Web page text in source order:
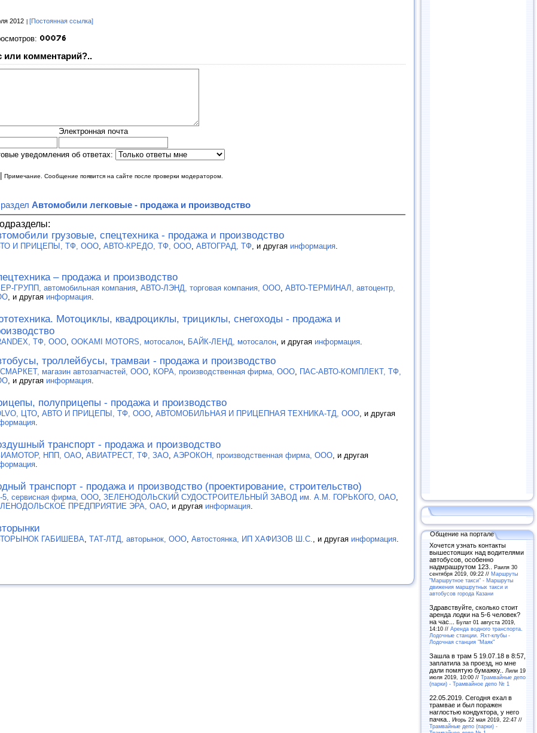
2012 [Постоянная ссылка]
или комментарий?..
Электронная почта
уведомления об ответах:
Примечание. Сообщение появится на сайте после проверки модератором.
Автомобили легковые - продажа и производство
грузовые, спецтехника - продажа и производство
И ПРИЦЕПЫ, ТФ, ООО, АВТО-КРЕДО, ТФ, ООО, АВТОГРАД, ТФ, и другая информация.
– продажа и производство
ГРУПП, автомобильная компания, АВТО-ЛЭНД, торговая компания, ООО, АВТО-ТЕРМИНАЛ, автоцентр,
, и другая информация.
Мотоциклы, квадроциклы, трициклы, снегоходы - продажа и
ТФ, ООО, OOKAMI MOTORS, мотосалон, БАЙК-ЛЕНД, мотосалон, и другая информация.
троллейбусы, трамваи - продажа и производство
магазин автозапчастей, ООО, КОРА, производственная фирма, ООО, ПАС-АВТО-КОМПЛЕКТ, ТФ,
, и другая информация.
полуприцепы - продажа и производство
ЦТО, АВТО И ПРИЦЕПЫ, ТФ, ООО, АВТОМОБИЛЬНАЯ И ПРИЦЕПНАЯ ТЕХНИКА-ТД, ООО, и другая
.
транспорт - продажа и производство
НПП, ОАО, АВИАТРЕСТ, ТФ, ЗАО, АЭРОКОН, производственная фирма, ООО, и другая
.
транспорт - продажа и производство (проектирование, строительство)
5, сервисная фирма, ООО, ЗЕЛЕНОДОЛЬСКИЙ СУДОСТРОИТЕЛЬНЫЙ ЗАВОД им. А.М. ГОРЬКОГО, ОАО,
ПРЕДПРИЯТИЕ ЭРА, ОАО, и другая информация.
ГАБИШЕВА, ТАТ-ЛТД, авторынок, ООО, Автостоянка, ИП ХАФИЗОВ Ш.С., и другая информация.
Общение на портале
Хочется узнать контакты
вышестоящих над водителями
автобусов, особенно
надмрашрутом 123.. Раиля 30
сентября 2019, 09:22 // Маршруты
"Маршрутное такси" - Маршруты
движения маршрутных такси и
автобусов города Казани
Здравствуйте, сколько стоит
аренда лодки на 5-6 человек?
на час... Булат 01 августа 2019,
14:10 // Аренда водного транспорта.
Лодочные станции. Яхт-клубы -
Лодочная станция "Маяк"
Зашла в трам 5 19.07.18 в 8:57,
заплатила за проезд, но мне
дали помятую бумажку..
Лили 19
июля 2019, 10:00 // Трамвайные депо
(парки) - Трамвайное депо № 1
22.05.2019. Сегодня ехал в
трамвае и был поражен
наглостью кондуктора, у него
пачка.. Игорь 22 мая 2019, 22:47 //
Трамвайные депо (парки) -